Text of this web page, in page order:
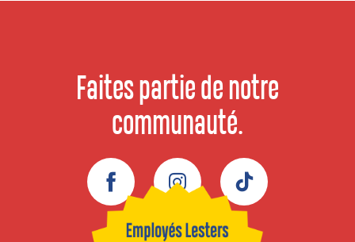
Faites partie de notre
communauté.
Facebook Instagram TikTok